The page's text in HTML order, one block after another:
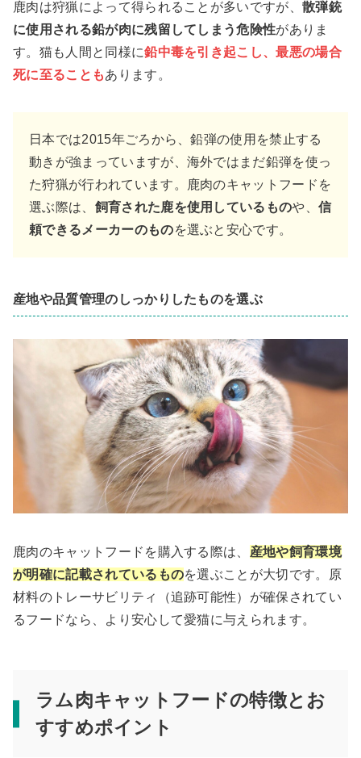
鹿肉は狩猟によって得られることが多いですが、散弾銃
に使用される鉛が肉に残留してしまう危険性がありま
す。猫も人間と同様に鉛中毒を引き起こし、最悪の場合
死に至ることもあります。
日本では2015年ごろから、鉛弾の使用を禁止する
動きが強まっていますが、海外ではまだ鉛弾を使っ
た狩猟が行われています。鹿肉のキャットフードを
選ぶ際は、 飼育された鹿を使用しているものや、信
頼できるメーカーのものを選ぶと安心です。
産地や品質管理のしっかりしたものを選ぶ
鹿肉のキャットフードを購入する際は、 産地や飼育環境
が明確に記載されているものを選ぶことが大切です。原
材料のトレーサビリティ（追跡可能性）が確保されてい
るフードなら、より安心して愛猫に与えられます。
ラム肉キャットフードの特徴とお
すすめポイント